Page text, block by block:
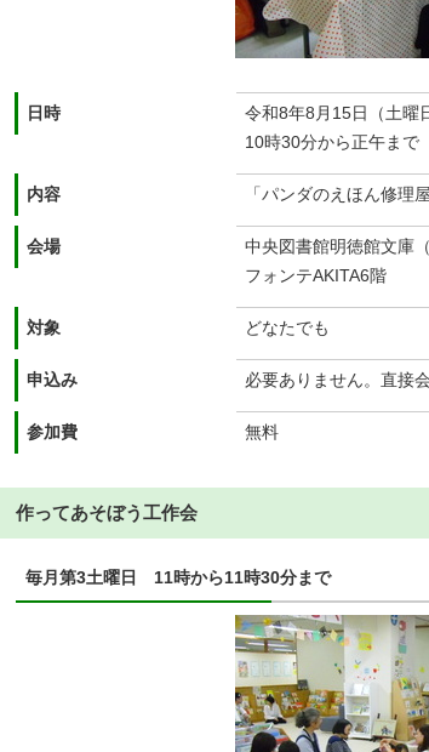
日時
令和8年8月15日（土曜
10時30分から正午まで
内容 「パンダのえほん修理
会場
中央図書館明徳館文庫
フォンテAKITA6階
対象 どなたでも
申込み 必要ありません。直接
参加費 無料
作ってあそぼう工作会
毎月第3土曜日 11時から11時30分まで